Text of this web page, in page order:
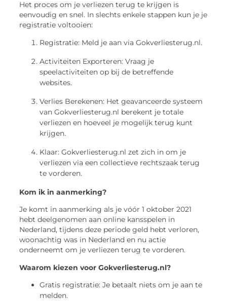
Het proces om je verliezen terug te krijgen is
eenvoudig en snel. In slechts enkele stappen kun je je
registratie voltooien:
Registratie: Meld je aan via Gokverliesterug.nl.
Activiteiten Exporteren: Vraag je
speelactiviteiten op bij de betreffende
websites.
Verlies Berekenen: Het geavanceerde systeem
van Gokverliesterug.nl berekent je totale
verliezen en hoeveel je mogelijk terug kunt
krijgen.
Klaar: Gokverliesterug.nl zet zich in om je
verliezen via een collectieve rechtszaak terug
te vorderen.
Kom ik in aanmerking?
Je komt in aanmerking als je vóór 1 oktober 2021
hebt deelgenomen aan online kansspelen in
Nederland, tijdens deze periode geld hebt verloren,
woonachtig was in Nederland en nu actie
onderneemt om je verliezen terug te vorderen.
Waarom kiezen voor Gokverliesterug.nl?
Gratis registratie: Je betaalt niets om je aan te
melden.